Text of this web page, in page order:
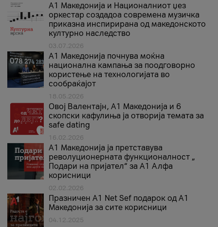
А1 Македонија и Националниот џез
оркестар создадоа современа музичка
приказна инспирирана од македонското
културно наследство
03.07.2026
A1 Македонија почнува моќна
национална кампања за поодговорно
користење на технологијата во
сообраќајот
18.05.2026
Овој Валентајн, A1 Македонија и 6
скопски кафулиња ја отворија темата за
safe dating
16.02.2026
А1 Македонија ја претставува
револуционерната функционалност „
Подари на пријател“ за А1 Алфа
корисници
02.02.2026
Празничен A1 Net Sеf подарок од А1
Македонија за сите корисници
04.12.2025